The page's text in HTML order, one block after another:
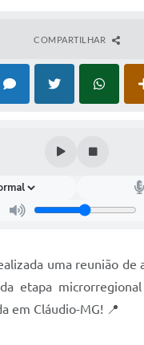
COMPARTILHAR
uma reunião de
etapa
em Cláudio-MG! 📍